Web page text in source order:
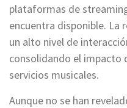
plataformas de
encuentra disponible. La
un alto nivel de
consolidando el impacto
servicios musicales.
Aunque no se han